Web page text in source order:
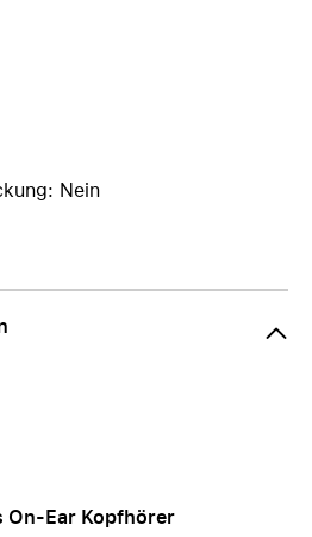
Nein
On-Ear Kopfhörer